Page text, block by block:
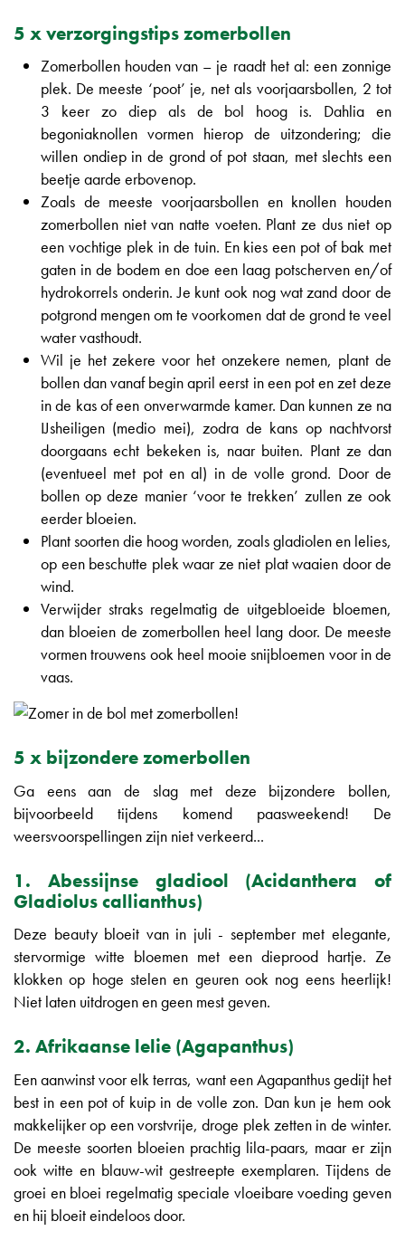
5 x verzorgingstips zomerbollen
Zomerbollen houden van – je raadt het al: een zonnige
plek. De meeste ‘poot’ je, net als voorjaarsbollen, 2 tot
3 keer zo diep als de bol hoog is. Dahlia en
begoniaknollen vormen hierop de uitzondering; die
willen ondiep in de grond of pot staan, met slechts een
beetje aarde erbovenop.
Zoals de meeste voorjaarsbollen en knollen houden
zomerbollen niet van natte voeten. Plant ze dus niet op
een vochtige plek in de tuin. En kies een pot of bak met
gaten in de bodem en doe een laag potscherven en/of
hydrokorrels onderin. Je kunt ook nog wat zand door de
potgrond mengen om te voorkomen dat de grond te veel
water vasthoudt.
Wil je het zekere voor het onzekere nemen, plant de
bollen dan vanaf begin april eerst in een pot en zet deze
in de kas of een onverwarmde kamer. Dan kunnen ze na
IJsheiligen (medio mei), zodra de kans op nachtvorst
doorgaans echt bekeken is, naar buiten. Plant ze dan
(eventueel met pot en al) in de volle grond. Door de
bollen op deze manier ‘voor te trekken’ zullen ze ook
eerder bloeien.
Plant soorten die hoog worden, zoals gladiolen en lelies,
op een beschutte plek waar ze niet plat waaien door de
wind.
Verwijder straks regelmatig de uitgebloeide bloemen,
dan bloeien de zomerbollen heel lang door. De meeste
vormen trouwens ook heel mooie snijbloemen voor in de
vaas.
5 x bijzondere zomerbollen
Ga eens aan de slag met deze bijzondere bollen,
bijvoorbeeld tijdens komend paasweekend! De
weersvoorspellingen zijn niet verkeerd...
1. Abessijnse gladiool (Acidanthera of
Gladiolus callianthus)
Deze beauty bloeit van in juli - september met elegante,
stervormige witte bloemen met een dieprood hartje. Ze
klokken op hoge stelen en geuren ook nog eens heerlijk!
Niet laten uitdrogen en geen mest geven.
2. Afrikaanse lelie (Agapanthus)
Een aanwinst voor elk terras, want een Agapanthus gedijt het
best in een pot of kuip in de volle zon. Dan kun je hem ook
makkelijker op een vorstvrije, droge plek zetten in de winter.
De meeste soorten bloeien prachtig lila-paars, maar er zijn
ook witte en blauw-wit gestreepte exemplaren. Tijdens de
groei en bloei regelmatig speciale vloeibare voeding geven
en hij bloeit eindeloos door.